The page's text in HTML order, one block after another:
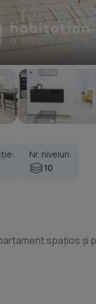
Nr. niveluri:
10
spațios și